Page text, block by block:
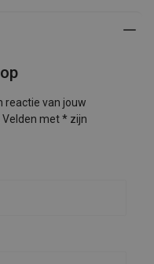
reactie van jouw
met * zijn